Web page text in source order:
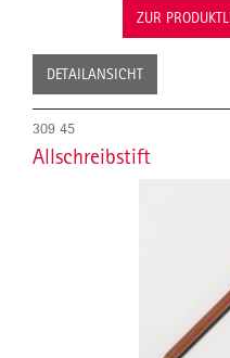
ZUR
DETAILANSICHT
309 45
Allschreibstift